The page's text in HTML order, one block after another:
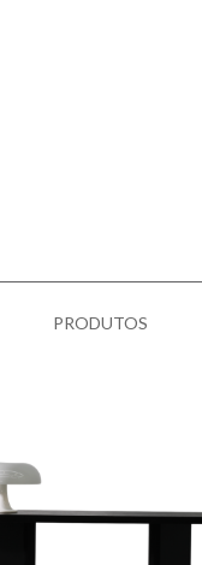
PRODUTOS